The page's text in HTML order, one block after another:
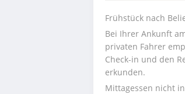
Frühstück nach
Bei Ihrer Ankunft
privaten Fahrer
Check-in und den
erkunden.
Mittagessen nicht